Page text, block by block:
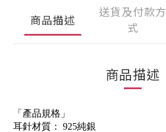
商品描述
送貨及付款方
式
商品描述
「產品規格」
耳針材質： 925純銀